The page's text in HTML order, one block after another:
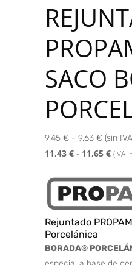
SACO
9,45 € - 9,63 € (sin
11,43 € - 11,65 € (IVA
Rejuntado
Porcelánica
BORADA®